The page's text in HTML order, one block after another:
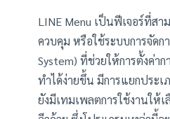
LINE Menu เป็นฟีเจอร์ที่สา
ควบคุม หรือใช้ระบบการจัดก
System) ที่ช่วยให้การตั้งค่า
ทำได้ง่ายขึ้น มีการแยกประเ
ยังมีเทมเพลตการใช้งานให้